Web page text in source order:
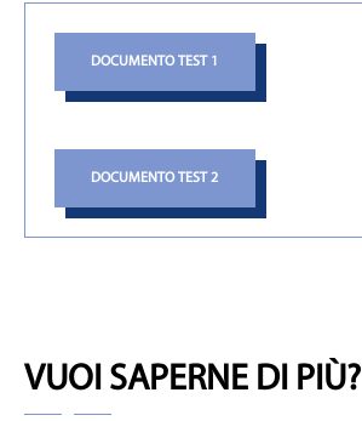
DOCUMENTO TEST 1
DOCUMENTO TEST 2
VUOI SAPERNE DI PIÙ?